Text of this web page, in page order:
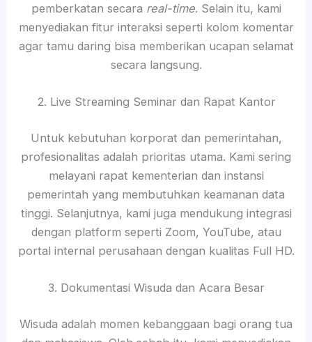
pemberkatan secara real-time. Selain itu, kami
menyediakan fitur interaksi seperti kolom komentar
agar tamu daring bisa memberikan ucapan selamat
secara langsung.
2. Live Streaming Seminar dan Rapat Kantor
Untuk kebutuhan korporat dan pemerintahan,
profesionalitas adalah prioritas utama. Kami sering
melayani rapat kementerian dan instansi
pemerintah yang membutuhkan keamanan data
tinggi. Selanjutnya, kami juga mendukung integrasi
dengan platform seperti Zoom, YouTube, atau
portal internal perusahaan dengan kualitas Full HD.
3. Dokumentasi Wisuda dan Acara Besar
Wisuda adalah momen kebanggaan bagi orang tua